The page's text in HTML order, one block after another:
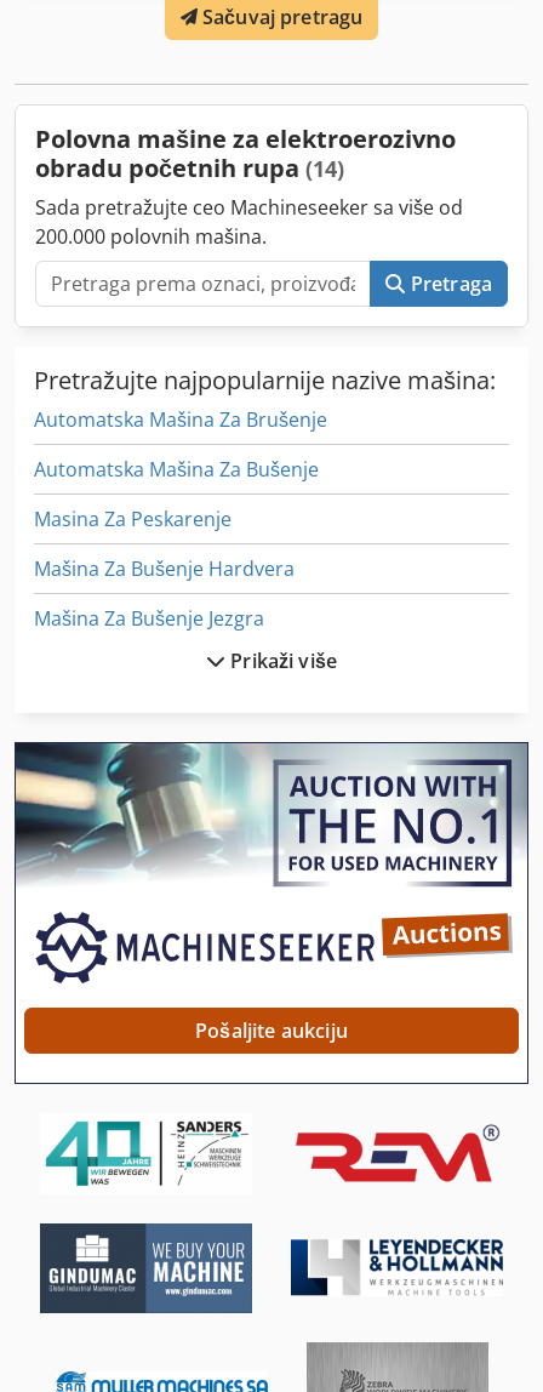
konstrukciji Elektrode Ø 0,5-3mm Putuj X-Osom 300mm
Putuj Y-Osom 400mm Putovanje Z-Osa 350mm Putovanje
Sačuvaj pretragu
Polovna mašine za elektroerozivno
obradu početnih rupa (14)
Sada pretražujte ceo Machineseeker sa više od
200.000 polovnih mašina.
Pretraga
Pretražujte najpopularnije nazive mašina:
Automatska Mašina Za Brušenje
Automatska Mašina Za Bušenje
Masina Za Peskarenje
Mašina Za Bušenje Hardvera
Mašina Za Bušenje Jezgra
Mašina Za Bušenje Vreteno
Mašina Za Prevrtanje
Mašina Za Rezanje Kamena
Mašina Za Rezanje Muškaraca
Mašina Za Rezanje Odbor
Mašina Za Valjanje
Mašina Za Vezenje
Mašine Za Brušenje Crva
Mašine Za Brušenje Nož
Mašine Za Brušenje Radilice
Mašine Za Brušenje Uzor
Prikaži više
Pošaljite aukciju